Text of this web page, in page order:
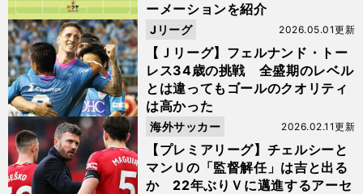
ーメーションを紹介
【Ｊリーグ】フェルナンド・トー
レス34歳の挑戦 全盛期のレベル
とは違ってもゴールのクオリティ
は高かった
2026.05.01更新
Jリーグ
【プレミアリーグ】チェルシーと
マンＵの「監督解任」は吉と出る
か 22年ぶりＶに邁進するアーセ
2026.02.11更新
海外サッカー